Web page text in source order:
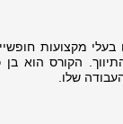
בעלי מקצועות
הקורס הוא
שלו.